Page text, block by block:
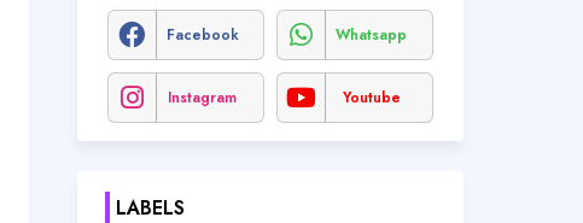
Facebook Whatsapp
Instagram Youtube
LABELS